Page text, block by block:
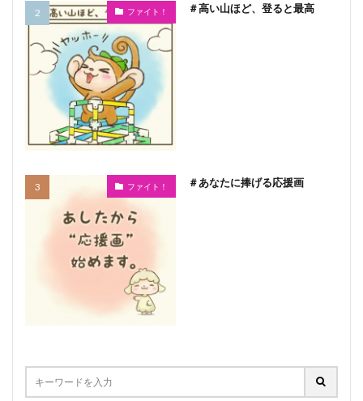
ファイト！ ＃高い山ほど、登ると最高
ファイト！ ＃あなたに捧げる応援画